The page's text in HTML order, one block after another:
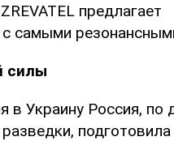
предлагает
самыми
силы
в Украину Россия, по
подготовила